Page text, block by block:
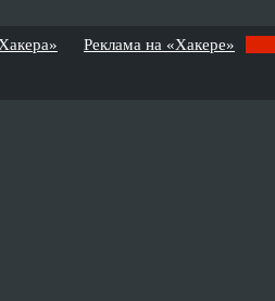
Реклама на «Хакере»